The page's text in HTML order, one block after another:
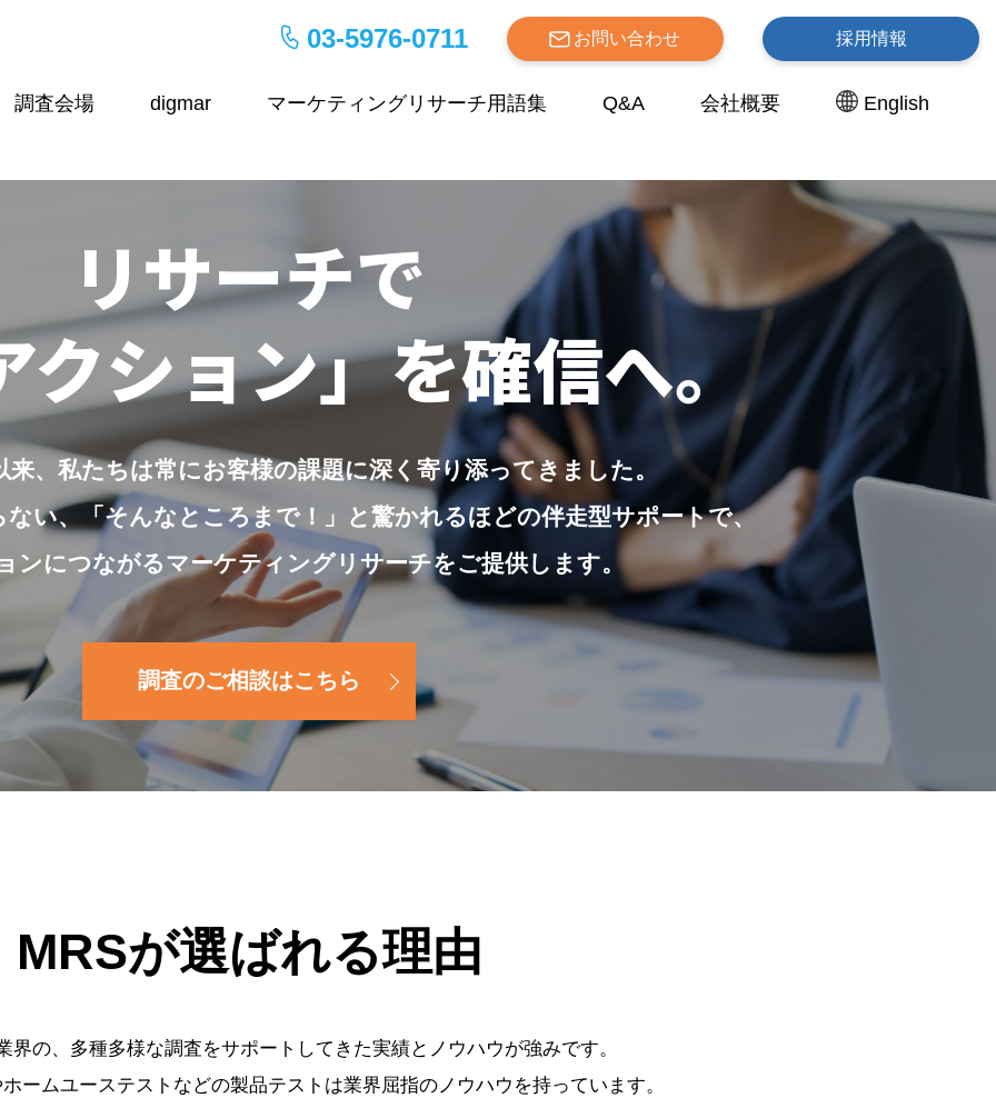
03-5976-0711 お問い合わせ 採用情報
調査会場 digmar マーケティングリサーチ用語集 Q&A 会社概要 English
リサーチで
クション」を確信へ。
、 私たちは常にお客様の課題に深く寄り添ってきました。
い、
「そんなところまで！」と驚かれるほどの伴走型サポートで、
ンにつながるマーケティングリサーチをご提供します。
調査のご相談はこちら
MRSが選ばれる理由
界の、多種多様な調査をサポートしてきた実績とノウハウが強みです。
ームユーステストなどの製品テストは業界屈指のノウハウを持っています。